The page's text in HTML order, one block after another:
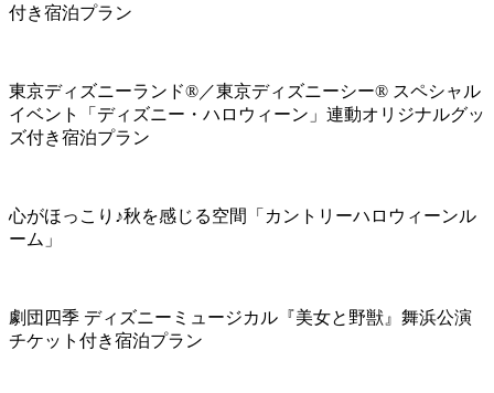
付き宿泊プラン
東京ディズニーランド®／東京ディズニーシー® スペシャル
イベント「ディズニー・ハロウィーン」連動オリジナルグッ
ズ付き宿泊プラン
心がほっこり♪秋を感じる空間「カントリーハロウィーンル
ーム」
劇団四季 ディズニーミュージカル『美女と野獣』舞浜公演
チケット付き宿泊プラン